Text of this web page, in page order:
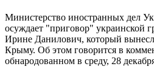
Министерство иностранных дел
осуждает "приговор" украинской
Ирине Данилович, который
Крыму. Об этом говорится в
обнародованном в среду, 28